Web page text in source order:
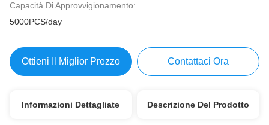
Capacità Di Approvvigionamento:
5000PCS/day
Ottieni Il Miglior Prezzo Contattaci Ora
Informazioni Dettagliate Descrizione Del Prodotto